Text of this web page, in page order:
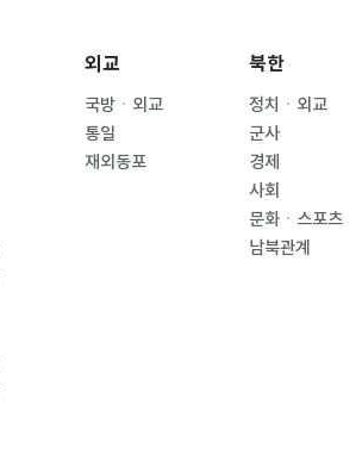
외교
국방ㆍ외교
통일
재외동포
북한
정치ㆍ외교
군사
경제
사회
문화ㆍ스포츠
남북관계